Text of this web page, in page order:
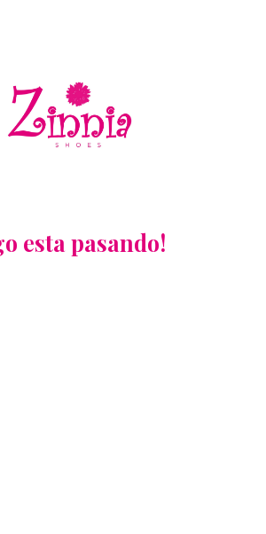
esta pasando!